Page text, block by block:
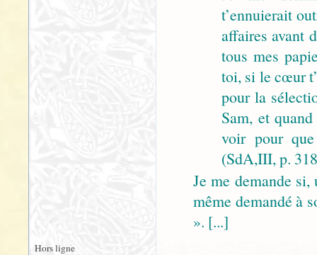
t’ennuierait
affaires avant
tous mes
toi, si le cœur
pour la
Sam, et
voir pour
(SdA,III, p.
Je me demande si,
même demandé à
». [...]
Hors ligne